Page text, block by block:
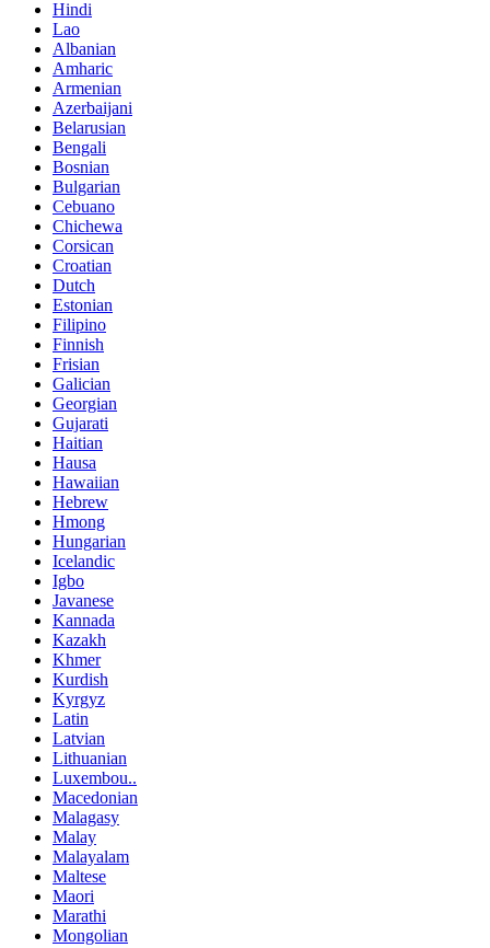
Hindi
Lao
Albanian
Amharic
Armenian
Azerbaijani
Belarusian
Bengali
Bosnian
Bulgarian
Cebuano
Chichewa
Corsican
Croatian
Dutch
Estonian
Filipino
Finnish
Frisian
Galician
Georgian
Gujarati
Haitian
Hausa
Hawaiian
Hebrew
Hmong
Hungarian
Icelandic
Igbo
Javanese
Kannada
Kazakh
Khmer
Kurdish
Kyrgyz
Latin
Latvian
Lithuanian
Luxembou..
Macedonian
Malagasy
Malay
Malayalam
Maltese
Maori
Marathi
Mongolian